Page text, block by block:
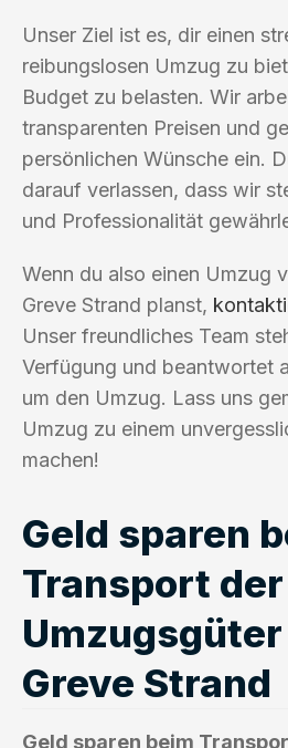
Unser Ziel ist es, dir einen
reibungslosen Umzug zu
Budget zu belasten. Wir
transparenten Preisen und
persönlichen Wünsche ein.
darauf verlassen, dass wir
und Professionalität
Wenn du also einen Umzug
Greve Strand planst,
Unser freundliches Team
Verfügung und beantwortet
um den Umzug. Lass uns
Umzug zu einem
machen!
Geld sparen
Transport der
Greve Strand
Geld sparen beim